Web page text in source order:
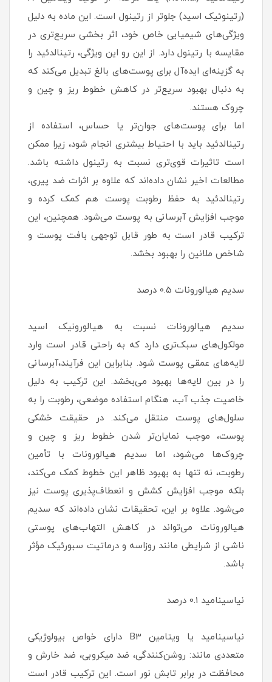
(رتینوئیک اسید) جلوتر از رتينول است. این ماده به دلیل
ویژگی‌های شیمیایی خاص خود، اثر بخشی سریع‌تری در
مقایسه با رتينول دارد. از این رو این ویژگی، رتينالدئيد را
به گزینه‌ای ایده‌آل برای پوست‌های بالغ تبدیل می‌کند که
به دنبال بهبود سریع‌تر در کاهش خطوط ریز و چین و
چروک هستند.
اما برای پوست‌های جوان‌تر یا حساس، استفاده از
رتينالدئيد باید با احتیاط بیشتری انجام شود، زیرا ممکن
است تاثیرات قوی‌تری نسبت به رتينول داشته باشد.
مطالعات اخیر نشان داده‌اند که علاوه بر اثرات ضد پیری،
رتينالدئيد به حفظ رطوبت پوست هم کمک کرده و
موجب افزایش آبرسانی به پوست می‌شود. همچنین، این
ترکیب قادر است به طور قابل توجهی بافت پوست و
شاخص ملانین را بهبود بخشد.
سدیم هیالورونات 0.5 درصد
سدیم هیالورونات نسبت به هیالورونیک اسید
مولکول‌های سبک‌تری دارد که به راحتی قادر است وارد
لایه‌های عمقی پوست شود. بنابراین این فرآیند،آبرسانی
را در بین لایه‌ها بهبود می‌بخشد. این ترکیب به دلیل
خاصیت جذب آب، هنگام استفاده موضعی، رطوبت را به
سلول‌های پوست منتقل می‌کند. در حقیقت خشکی
پوست، موجب نمایان‌تر شدن خطوط ریز و چین و
چروک‌ها می‌شود، اما سدیم هیالورونات با تأمین
رطوبت، نه تنها به بهبود ظاهر این خطوط کمک می‌کند،
بلکه موجب افزایش کشش و انعطاف‌پذیری پوست نیز
می‌شود. علاوه بر این، تحقیقات نشان داده‌اند که سدیم
هیالورونات می‌تواند در کاهش التهاب‌های پوستی
ناشی از شرایطی مانند روزاسه و درماتیت سبورئیک مؤثر
باشد.
نیاسینامید 0.1 درصد
نیاسینامید یا ویتامین B3 دارای خواص بیولوژیکی
متعددی مانند: روشن‌کنندگی، ضد میکروبی، ضد خارش و
محافظت در برابر تابش نور است. این ترکیب قادر است